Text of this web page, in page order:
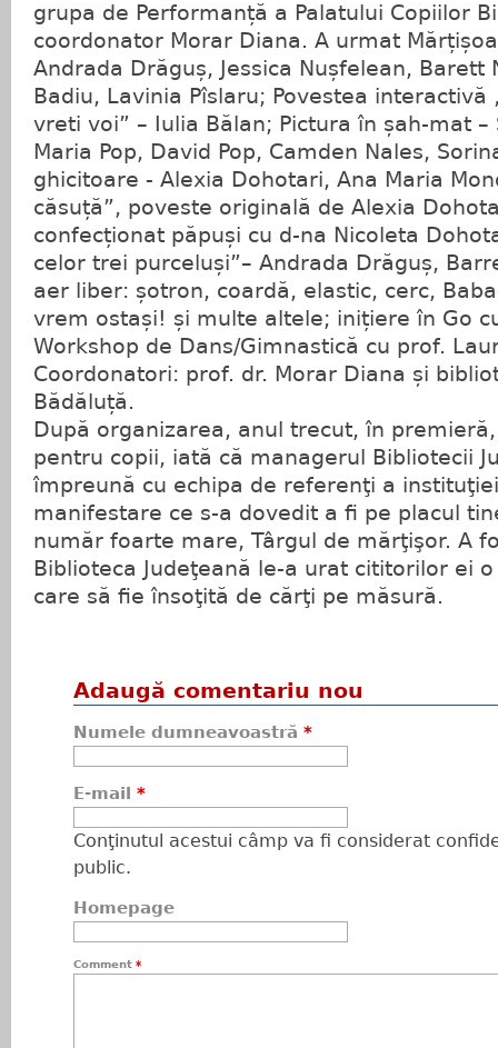
grupa de Performanță a Palatului Copiilor
coordonator Morar Diana. A urmat
Andrada Drăguș, Jessica Nușfelean, Barett
Badiu, Lavinia Pîslaru; Povestea
vreti voi” – Iulia Bălan; Pictura în șah-mat –
Maria Pop, David Pop, Camden Nales,
ghicitoare - Alexia Dohotari, Ana Maria
căsuță”, poveste originală de Alexia
confecționat păpuși cu d-na Nicoleta
celor trei purceluși”– Andrada Drăguș,
aer liber: șotron, coardă, elastic, cerc,
vrem ostași! și multe altele; inițiere în Go
Workshop de Dans/Gimnastică cu prof.
Coordonatori: prof. dr. Morar Diana și
Bădăluță.
După organizarea, anul trecut, în
pentru copii, iată că managerul Bibliotecii
împreună cu echipa de referenţi a
manifestare ce s-a dovedit a fi pe placul
număr foarte mare, Târgul de mărţişor. A
Biblioteca Judeţeană le-a urat cititorilor ei
care să fie însoţită de cărţi pe măsură.
Adaugă comentariu nou
Numele dumneavoastră *
E-mail *
Conţinutul acestui câmp va fi considerat
public.
Homepage
Comment *